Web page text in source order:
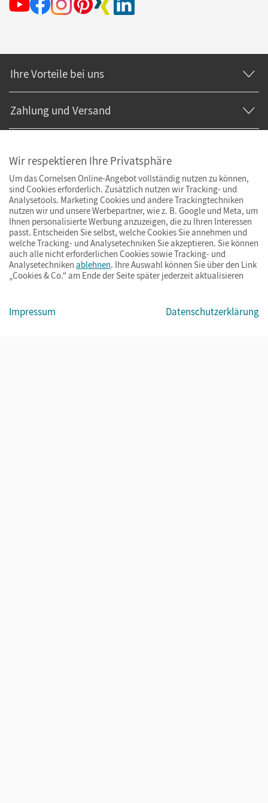
Ihre Vorteile bei uns
Zahlung und Versand
© Cornelsen Verlag 2026
ImpressumAGBDatenschutzBarrierefreiheitCookies & Co.
Wir respektieren Ihre Privatsphäre
Um das Cornelsen Online-Angebot vollständig nutzen zu können,
sind Cookies erforderlich. Zusätzlich nutzen wir Tracking- und
Analysetools. Marketing Cookies und andere Trackingtechniken
nutzen wir und unsere Werbepartner, wie z. B. Google und Meta, um
Ihnen personalisierte Werbung anzuzeigen, die zu Ihren Interessen
passt. Entscheiden Sie selbst, welche Cookies Sie annehmen und
welche Tracking- und Analysetechniken Sie akzeptieren. Sie können
auch alle nicht erforderlichen Cookies sowie Tracking- und
Analysetechniken ablehnen. Ihre Auswahl können Sie über den Link
„Cookies & Co.“ am Ende der Seite später jederzeit aktualisieren
Impressum Datenschutzerklärung